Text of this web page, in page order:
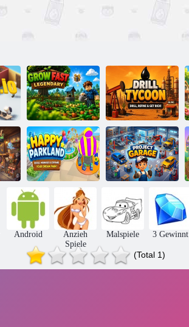
Schnell
wachsen:
Legendär
Bohrinselbohrer
Fröhliches
Parkland
Projektgarage
Android
Anzieh
Spiele
Malspiele 3 Gewinnt
(Total 1)